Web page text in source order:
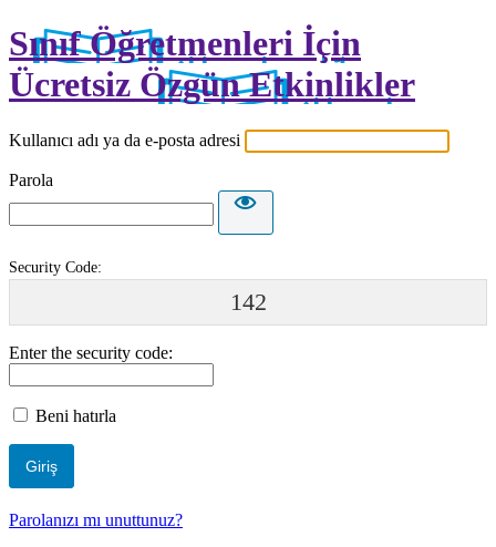
Sınıf Öğretmenleri İçin
Ücretsiz Özgün Etkinlikler
Kullanıcı adı ya da e-posta adresi
Parola
Security Code:
142
Enter the security code:
Beni hatırla
Parolanızı mı unuttunuz?